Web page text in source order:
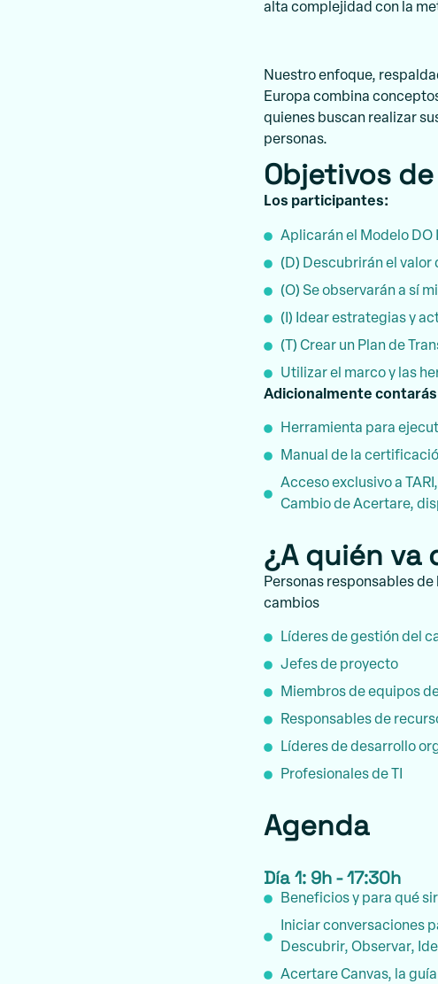
alta complejidad con la
Nuestro enfoque,
Europa combina
quienes buscan realizar
personas.
Objetivos
Los participantes:
Aplicarán el Modelo DO
(D) Descubrirán el valor
(O) Se observarán a sí
(I) Idear estrategias y
(T) Crear un Plan de
Utilizar el marco y las
Adicionalmente contarás
Herramienta para
Manual de la
Acceso exclusivo a
Cambio de Acertare,
¿A quién va
Personas responsables
cambios
Líderes de gestión del
Jefes de proyecto
Miembros de equipos
Responsables de
Líderes de desarrollo
Profesionales de TI
Agenda
Día 1: 9h - 17:30h
Beneficios y para qué
Iniciar conversaciones
Descubrir, Observar,
Acertare Canvas, la